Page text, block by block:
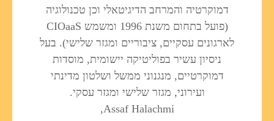
דמוקרטיה והמרחב הדיגיטאלי וכן טכנולוגיה
(פועל בתחום משנת 1996 ומשמש CIOaaS
לארגונים עסקיים, ציבוריים ומגזר שלישי). בעל
ניסיון עשיר בפוליטיקה יישומית, מוסדות
דמוקרטיים, מנגנוני ממשל ושלטון מדינתי
ועירוני, מגזר שלישי ומגזר עסקי.
Assaf Halachmi,